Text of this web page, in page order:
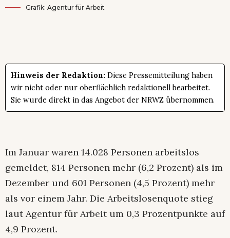
Grafik: Agentur für Arbeit
Hinweis der Redaktion: Diese Pressemitteilung haben
wir nicht oder nur oberflächlich redaktionell bearbeitet.
Sie wurde direkt in das Angebot der NRWZ übernommen.
Im Januar waren 14.028 Personen arbeitslos
gemeldet, 814 Personen mehr (6,2 Prozent) als im
Dezember und 601 Personen (4,5 Prozent) mehr
als vor einem Jahr. Die Arbeitslosenquote stieg
laut Agentur für Arbeit um 0,3 Prozentpunkte auf
4,9 Prozent.